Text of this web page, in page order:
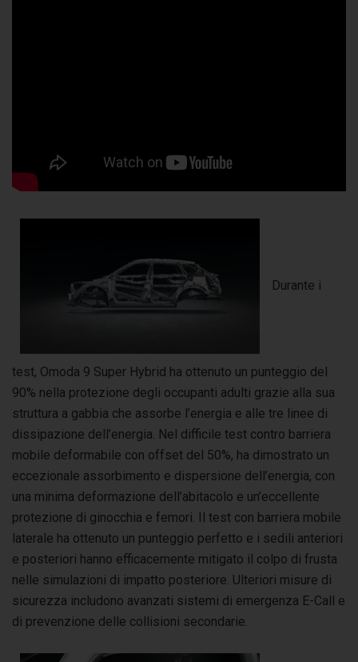
Durante i
test, Omoda 9 Super Hybrid ha ottenuto un punteggio del
90% nella protezione degli occupanti adulti grazie alla sua
struttura a gabbia che assorbe l’energia e alle tre linee di
dissipazione dell’energia. Nel difficile test contro barriera
mobile deformabile con offset del 50%, ha dimostrato un
eccezionale assorbimento e dispersione dell’energia, con
una minima deformazione dell’abitacolo e un’eccellente
protezione di ginocchia e femori. Il test con barriera mobile
laterale ha ottenuto un punteggio perfetto e i sedili anteriori
e posteriori hanno efficacemente mitigato il colpo di frusta
nelle simulazioni di impatto posteriore. Ulteriori misure di
sicurezza includono avanzati sistemi di emergenza E-Call e
di prevenzione delle collisioni secondarie.